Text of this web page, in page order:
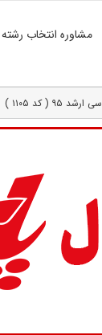
مشاوره انتخاب
کد ۱۱۰۵ )